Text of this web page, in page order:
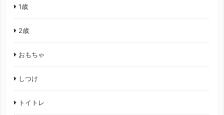
1歳
2歳
おもちゃ
しつけ
トイトレ